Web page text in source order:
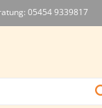
05454 9339817